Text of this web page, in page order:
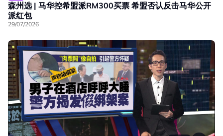
森州选 | 马华控希盟派RM300买票 希盟否认反击马华公开
派红包
29/07/2026